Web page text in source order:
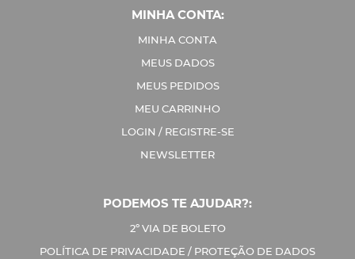
MINHA CONTA:
MINHA CONTA
MEUS DADOS
MEUS PEDIDOS
MEU CARRINHO
LOGIN / REGISTRE-SE
NEWSLETTER
PODEMOS TE AJUDAR?:
2º VIA DE BOLETO
POLÍTICA DE PRIVACIDADE / PROTEÇÃO DE DADOS